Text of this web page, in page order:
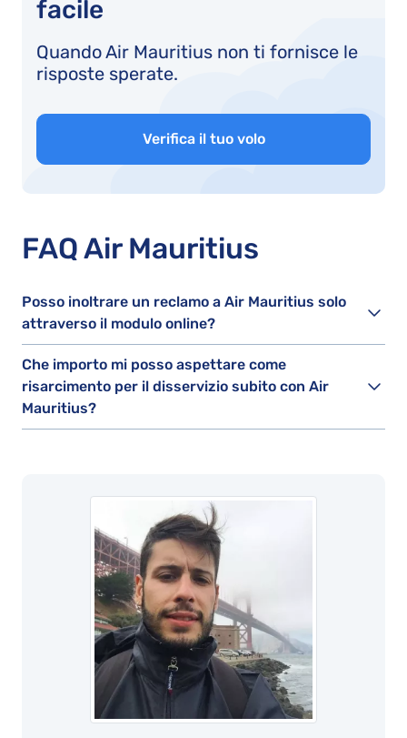
facile
Quando Air Mauritius non ti fornisce le
risposte sperate.
Verifica il tuo volo
FAQ Air Mauritius
Posso inoltrare un reclamo a Air Mauritius solo
attraverso il modulo online?
Che importo mi posso aspettare come
risarcimento per il disservizio subito con Air
Mauritius?